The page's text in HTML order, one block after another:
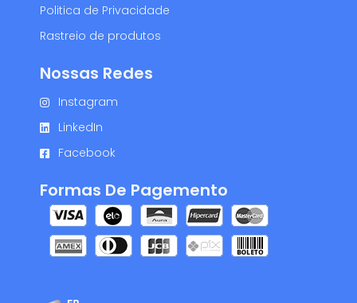
Politica de Privacidade
Rastreio de produtos
Formas De Pagemento
Nossas Redes
Instagram
LinkedIn
Facebook